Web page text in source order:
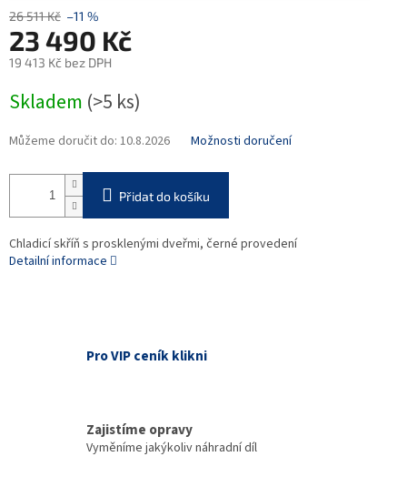
26 511 Kč –11 %
23 490 Kč
19 413 Kč bez DPH
cena:
Skladem (>5 ks)
Můžeme doručit do: 10.8.2026 Možnosti doručení
Přidat do košíku
Chladicí skříň s prosklenými dveřmi, černé provedení
Detailní informace
Pro VIP ceník klikni
Zajistíme opravy
Vyměníme jakýkoliv náhradní díl